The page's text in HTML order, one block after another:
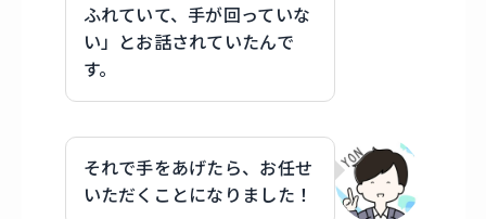
ふれていて、手が回っていな
い」とお話されていたんで
す。
それで手をあげたら、お任せ
いただくことになりました！